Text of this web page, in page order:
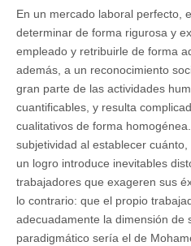
En un mercado laboral perfecto,
determinar de forma rigurosa y
empleado y retribuirle de forma
además, a un reconocimiento
gran parte de las actividades
cuantificables, y resulta
cualitativos de forma
subjetividad al establecer
un logro introduce inevitables
trabajadores que exageren sus
lo contrario: que el propio
adecuadamente la dimensión de
paradigmático sería el de